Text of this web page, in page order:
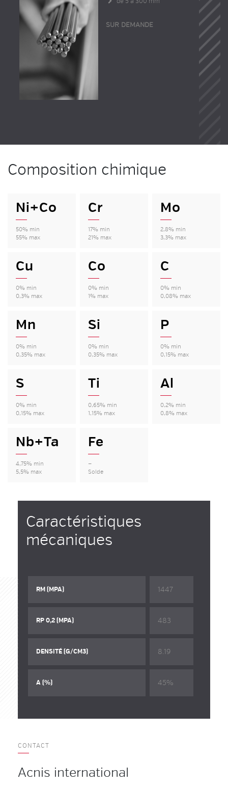
SUR DEMANDE
Composition chimique
Ni+Co
50% min
55% max
Cr
17% min
21% max
Mo
2,8% min
3,3% max
Cu
0% min
0,3% max
Co
0% min
1% max
C
0% min
0,08% max
Mn
0% min
0,35% max
Si
0% min
0,35% max
P
0% min
0,15% max
S
0% min
0,15% max
Ti
0,65% min
1,15% max
Al
0,2% min
0,8% max
Nb+Ta
4,75% min
5,5% max
Fe
—
Solde
Caractéristiques
mécaniques
RM (MPA) 1447
RP 0,2 (MPA) 483
DENSITÉ (G/CM3) 8.19
A (%) 45%
CONTACT
Acnis international